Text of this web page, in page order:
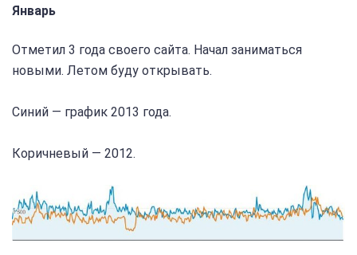
Январь
Отметил 3 года своего сайта. Начал заниматься
новыми. Летом буду открывать.
Синий — график 2013 года.
Коричневый — 2012.